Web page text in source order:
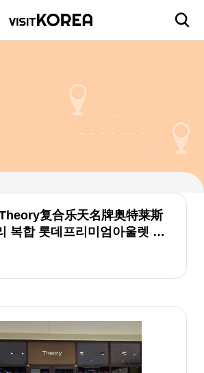
复合乐天名牌奥特莱斯
복합 롯데프리미엄아울렛 파